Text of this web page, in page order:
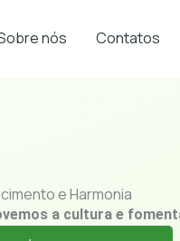
nós Contatos
e Harmonia
a cultura e